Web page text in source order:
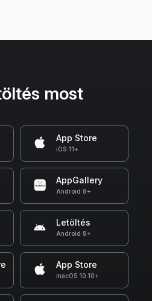
most
App Store
iOS 11+
AppGallery
Android 8+
Letöltés
Android 8+
App Store
macOS 10.10+